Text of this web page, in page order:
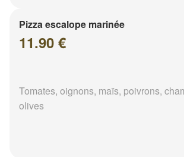
Pizza escalope marinée
11.90 €
Tomates, oignons, maïs, poivrons,
olives